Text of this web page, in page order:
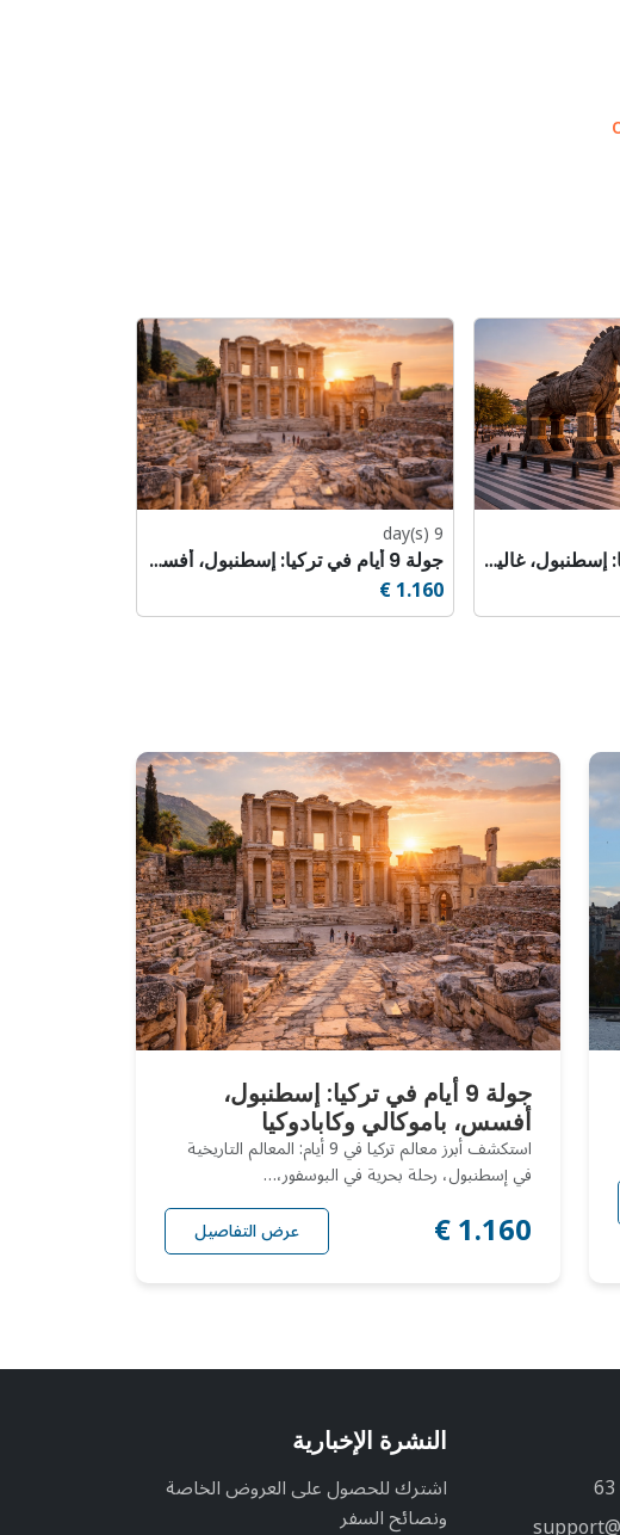
جولة 11 يوماً في تركيا: إسطنبول، غاليبولي، طروادة، بيرغامون، أفسس، باموكالي وكابادوكيا
9 day(s)
جولة 9 أيام في تركيا: إسطنبول، أفسس، باموكالي وكابادوكيا
1.160 €
جولة 9 أيام في تركيا: إسطنبول،
أفسس، باموكالي وكابادوكيا
استكشف أبرز معالم تركيا في 9 أيام: المعالم التاريخية
في إسطنبول، رحلة بحرية في البوسفور،…
1.160 € عرض التفاصيل
النشرة الإخبارية
اشترك للحصول على العروض الخاصة
ونصائح السفر